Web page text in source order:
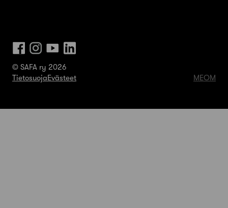
© SAFA ry 2026
TietosuojaEvästeet MEOM